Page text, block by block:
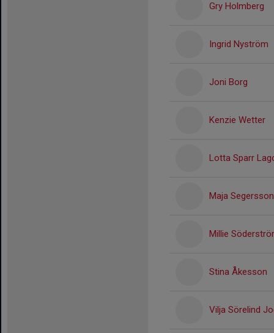
Gry Holmberg
Ingrid Nyström
Joni Borg
Kenzie Wetter
Lotta Sparr
Maja Segersson
Millie
Stina Åkesson
Vilja Sörelind